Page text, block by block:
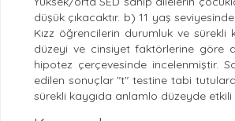
düşük çıkacaktır. b) 11 yaş
Kızz öğrencilerin durumluk ve
düzeyi ve cinsiyet faktörlerine göre
hipotez çerçevesinde incelenmiştir.
edilen sonuçlar "t" testine tabi
sürekli kaygıda anlamlo düzeyde